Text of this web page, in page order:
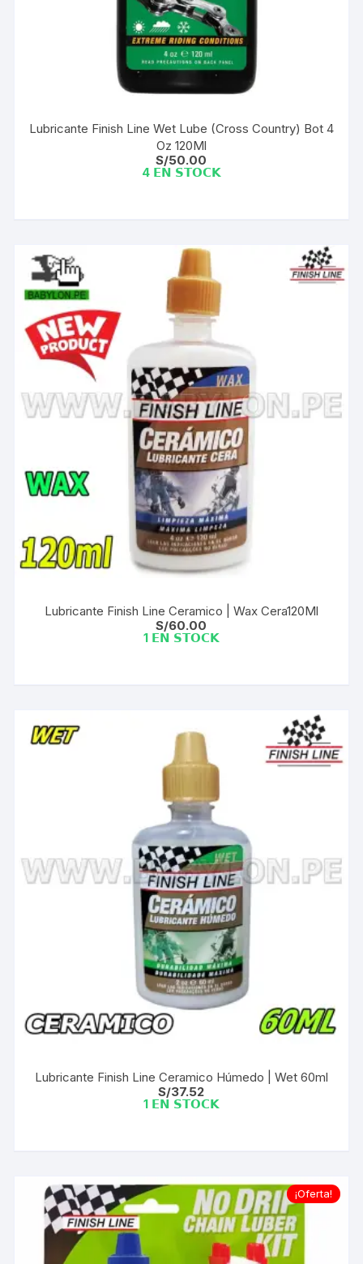
Lubricante Finish Line Wet Lube (Cross Country) Bot 4
Oz 120Ml
S/50.00
4 𝗘𝗡 𝗦𝗧𝗢𝗖𝗞
Lubricante Finish Line Ceramico | Wax Cera120Ml
S/60.00
1 𝗘𝗡 𝗦𝗧𝗢𝗖𝗞
Lubricante Finish Line Ceramico Húmedo | Wet 60ml
S/37.52
1 𝗘𝗡 𝗦𝗧𝗢𝗖𝗞
¡Oferta!